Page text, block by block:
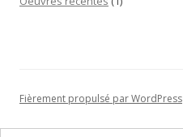
Fièrement propulsé par WordPress